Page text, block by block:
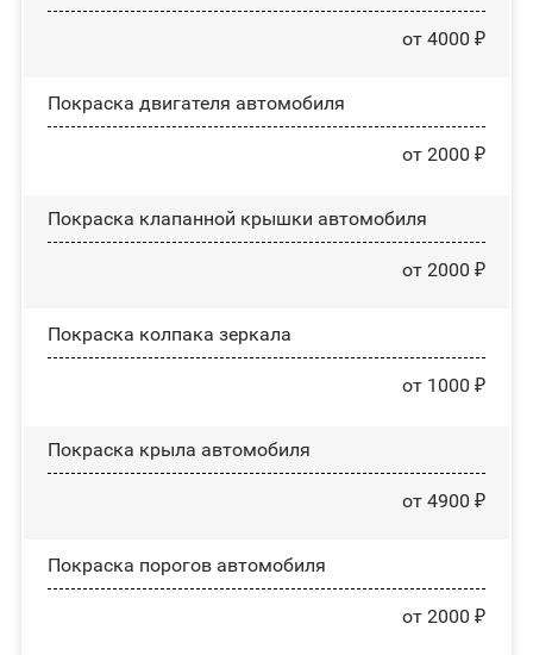
от 4000 ₽
Покраска двигателя автомобиля
от 2000 ₽
Покраска клапанной крышки автомобиля
от 2000 ₽
Покраска колпака зеркала
от 1000 ₽
Покраска крыла автомобиля
от 4900 ₽
Покраска порогов автомобиля
от 2000 ₽